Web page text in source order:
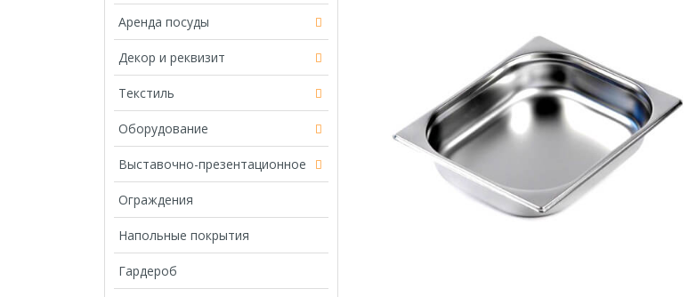
Аренда посуды
Декор и реквизит
Текстиль
Оборудование
Выставочно-презентационное
Ограждения
Напольные покрытия
Гардероб